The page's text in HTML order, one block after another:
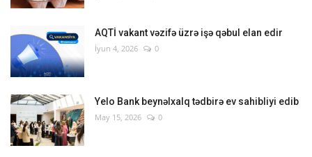
AQTİ vakant vəzifə üzrə işə qəbul elan edir
İyun 4, 2026 0
Yelo Bank beynəlxalq tədbirə ev sahibliyi edib
May 15, 2026 0